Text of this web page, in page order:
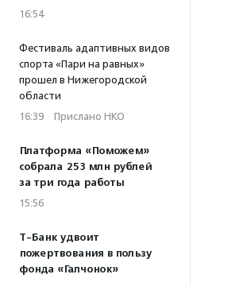
16:54
Фестиваль адаптивных видов
спорта «Пари на равных»
прошел в Нижегородской
области
16:39 · Прислано НКО
Платформа «Поможем»
собрала 253 млн рублей
за три года работы
15:56
Т-Банк удвоит
пожертвования в пользу
фонда «Галчонок»